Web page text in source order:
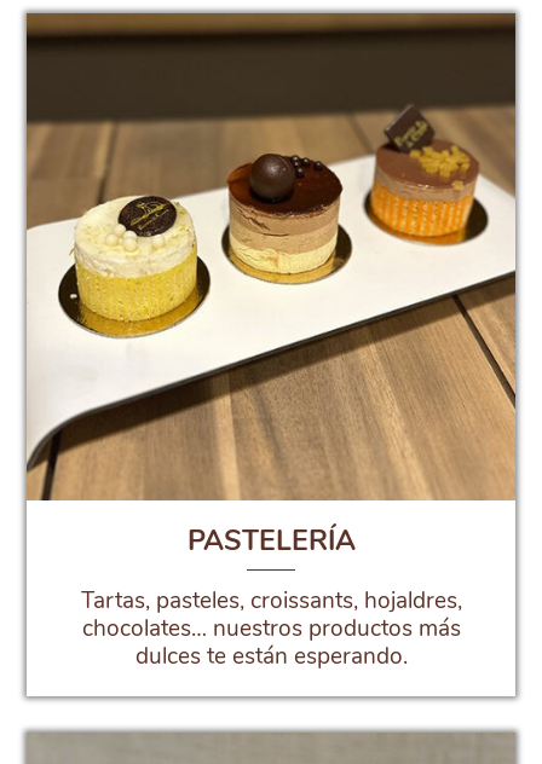
PASTELERÍA
Tartas, pasteles, croissants, hojaldres,
chocolates… nuestros productos más
dulces te están esperando.